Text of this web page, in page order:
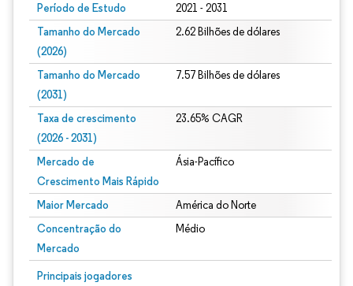
Período de Estudo 2021 - 2031
Tamanho do Mercado
(2026)
2.62 Bilhões de dólares
Tamanho do Mercado
(2031)
7.57 Bilhões de dólares
Taxa de crescimento
(2026 - 2031)
23.65% CAGR
Mercado de
Crescimento Mais Rápido
Ásia-Pacífico
Maior Mercado América do Norte
Concentração do
Mercado
Médio
Principais jogadores
Imagem © Mordor Intelligence. O reuso requer atribuição conforme CC BY 4.0.